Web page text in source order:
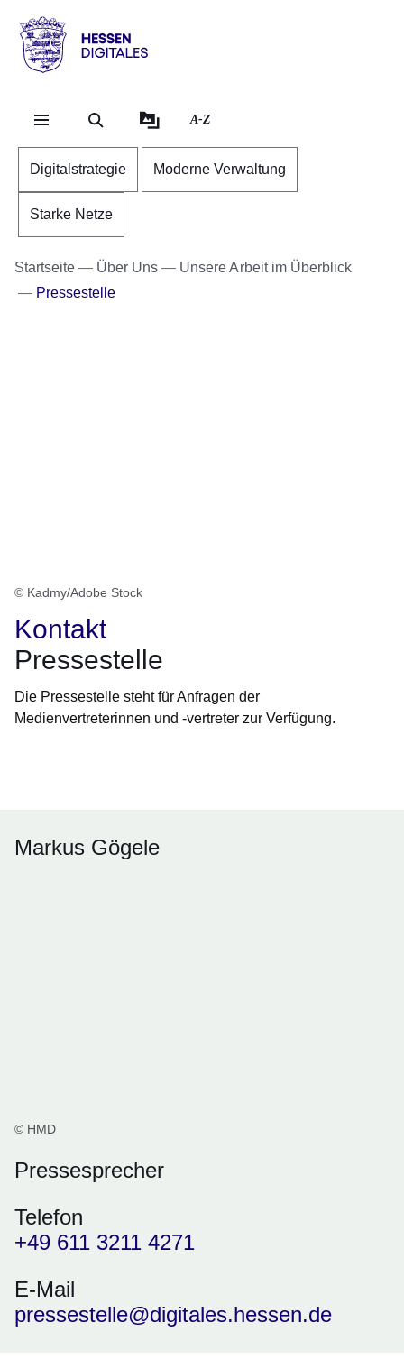
Hessen
Digitales
A-Z
Digitalstrategie Moderne Verwaltung
Starke Netze
Startseite Über Uns
Unsere Arbeit im Überblick
Pressestelle
© Kadmy/Adobe Stock
Kontakt
Pressestelle
Die Pressestelle steht für Anfragen der
Medienvertreterinnen und -vertreter zur Verfügung.
Markus Gögele
© HMD
Pressesprecher
Telefon
+49 611 3211 4271
E-Mail
pressestelle@digitales.hessen.de